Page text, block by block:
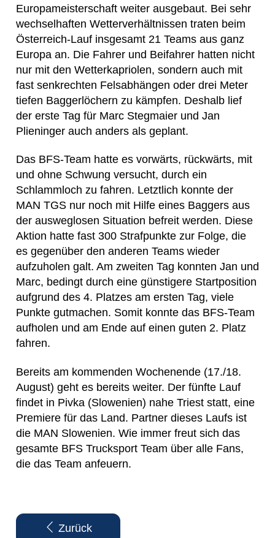
Europameisterschaft weiter ausgebaut. Bei sehr
wechselhaften Wetterverhältnissen traten beim
Österreich-Lauf insgesamt 21 Teams aus ganz
Europa an. Die Fahrer und Beifahrer hatten nicht
nur mit den Wetterkapriolen, sondern auch mit
fast senkrechten Felsabhängen oder drei Meter
tiefen Baggerlöchern zu kämpfen. Deshalb lief
der erste Tag für Marc Stegmaier und Jan
Plieninger auch anders als geplant.
Das BFS-Team hatte es vorwärts, rückwärts, mit
und ohne Schwung versucht, durch ein
Schlammloch zu fahren. Letztlich konnte der
MAN TGS nur noch mit Hilfe eines Baggers aus
der ausweglosen Situation befreit werden. Diese
Aktion hatte fast 300 Strafpunkte zur Folge, die
es gegenüber den anderen Teams wieder
aufzuholen galt. Am zweiten Tag konnten Jan und
Marc, bedingt durch eine günstigere Startposition
aufgrund des 4. Platzes am ersten Tag, viele
Punkte gutmachen. Somit konnte das BFS-Team
aufholen und am Ende auf einen guten 2. Platz
fahren.
Bereits am kommenden Wochenende (17./18.
August) geht es bereits weiter. Der fünfte Lauf
findet in Pivka (Slowenien) nahe Triest statt, eine
Premiere für das Land. Partner dieses Laufs ist
die MAN Slowenien. Wie immer freut sich das
gesamte BFS Trucksport Team über alle Fans,
die das Team anfeuern.
Zurück